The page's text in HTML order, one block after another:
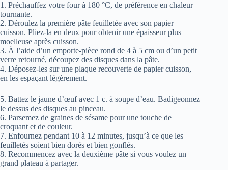
1. Préchauffez votre four à 180 °C, de préférence en chaleur
tournante.
2. Déroulez la première pâte feuilletée avec son papier
cuisson. Pliez-la en deux pour obtenir une épaisseur plus
moelleuse après cuisson.
3. À l’aide d’un emporte-pièce rond de 4 à 5 cm ou d’un petit
verre retourné, découpez des disques dans la pâte.
4. Déposez-les sur une plaque recouverte de papier cuisson,
en les espaçant légèrement.
5. Battez le jaune d’œuf avec 1 c. à soupe d’eau. Badigeonnez
le dessus des disques au pinceau.
6. Parsemez de graines de sésame pour une touche de
croquant et de couleur.
7. Enfournez pendant 10 à 12 minutes, jusqu’à ce que les
feuilletés soient bien dorés et bien gonflés.
8. Recommencez avec la deuxième pâte si vous voulez un
grand plateau à partager.